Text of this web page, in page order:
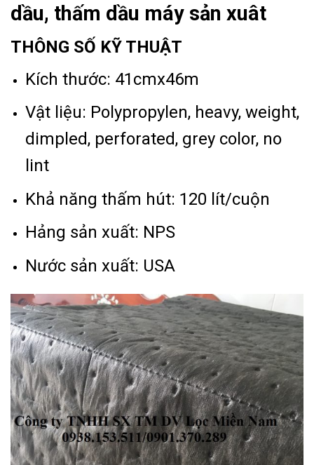
dầu, thấm dầu máy sản xuât
THÔNG SỐ KỸ THUẬT
Kích thước: 41cmx46m
Vật liệu: Polypropylen, heavy, weight,
dimpled, perforated, grey color, no
lint
Khả năng thấm hút: 120 lít/cuộn
Hảng sản xuất: NPS
Nước sản xuất: USA